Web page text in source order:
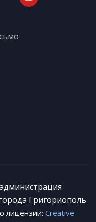
Григориополь
лицензии: Creative